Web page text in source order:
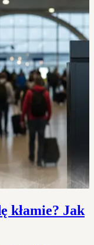
kłamie? Jak